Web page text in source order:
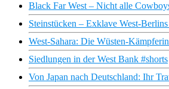
Black Far West – Nicht alle
Steinstücken – Exklave West-
West-Sahara: Die Wüsten-
Siedlungen in der West Bank #shorts
Von Japan nach Deutschland: Ihr